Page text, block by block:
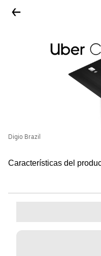
Digio Brazil
Características del